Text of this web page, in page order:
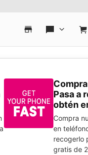
Pasa a
obtén
Compra
en
recogerlo
gratis de